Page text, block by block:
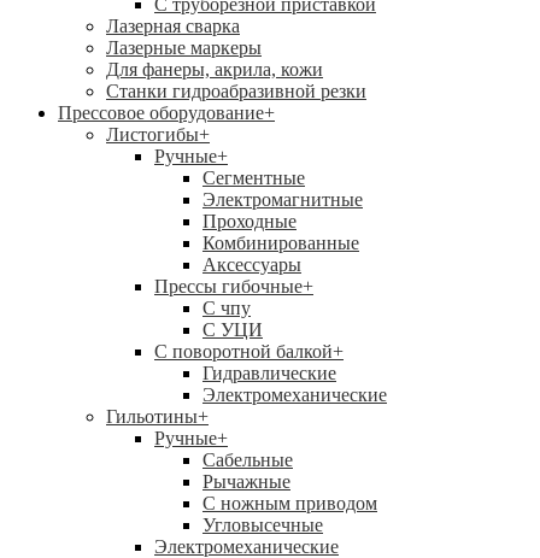
С труборезной приставкой
Лазерная сварка
Лазерные маркеры
Для фанеры, акрила, кожи
Станки гидроабразивной резки
Прессовое оборудование+
Листогибы+
Ручные+
Сегментные
Электромагнитные
Проходные
Комбинированные
Аксессуары
Прессы гибочные+
C чпу
С УЦИ
С поворотной балкой+
Гидравлические
Электромеханические
Гильотины+
Ручные+
Сабельные
Рычажные
С ножным приводом
Угловысечные
Электромеханические